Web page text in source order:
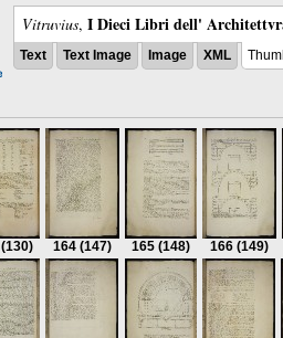
Vitruvius, I Dieci Libri dell'
Text Text Image Image XML
(130) 164 (147) 165 (148) 166 (149)